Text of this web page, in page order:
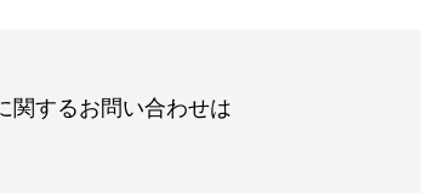
関するお問い合わせは